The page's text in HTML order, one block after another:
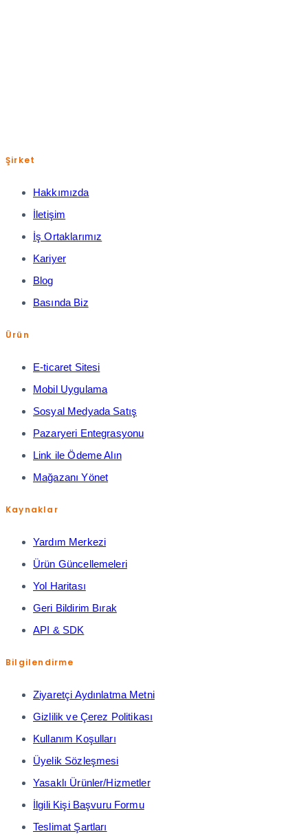
Şirket
Hakkımızda
İletişim
İş Ortaklarımız
Kariyer
Blog
Basında Biz
Ürün
E-ticaret Sitesi
Mobil Uygulama
Sosyal Medyada Satış
Pazaryeri Entegrasyonu
Link ile Ödeme Alın
Mağazanı Yönet
Kaynaklar
Yardım Merkezi
Ürün Güncellemeleri
Yol Haritası
Geri Bildirim Bırak
API & SDK
Bilgilendirme
Ziyaretçi Aydınlatma Metni
Gizlilik ve Çerez Politikası
Kullanım Koşulları
Üyelik Sözleşmesi
Yasaklı Ürünler/Hizmetler
İlgili Kişi Başvuru Formu
Teslimat Şartları